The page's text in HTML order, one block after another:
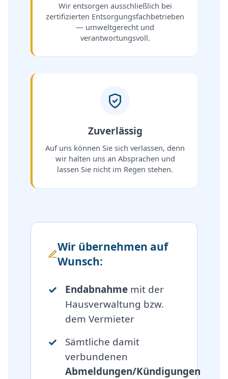
Wir entsorgen ausschließlich bei
zertifizierten Entsorgungsfachbetrieben
— umweltgerecht und
verantwortungsvoll.
Zuverlässig
Auf uns können Sie sich verlassen, denn
wir halten uns an Absprachen und
lassen Sie nicht im Regen stehen.
Wir übernehmen auf
Wunsch:
Endabnahmemit der
Hausverwaltung bzw.
dem Vermieter
Sämtliche damit
verbundenen
Abmeldungen/Kündigungen